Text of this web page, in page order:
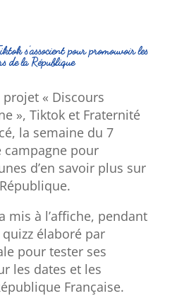
s’associent pour promouvoir les
de la République
« Discours
», Tiktok et Fraternité
la semaine du 7
campagne pour
d’en savoir plus sur
mis à l’affiche, pendant
élaboré par
pour tester ses
les dates et les
Française.